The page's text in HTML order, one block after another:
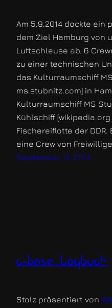
Am 5.9.2014 dockte
dem Ziel Hamburg von
Luftschleuse ab. 6
zu einer technischen
das Kulturraumschiff
ms.stubnitz.com] in
Kulturraumschiff MS
Kühlschiff
Fischereiflotte der
eine Crew von
September 14, 2014
c-base logbuch
Stolz präsentiert von